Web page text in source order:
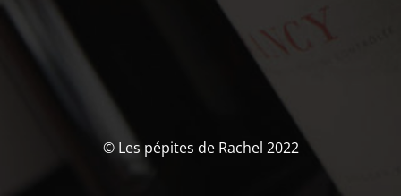
© Les pépites de Rachel 2022